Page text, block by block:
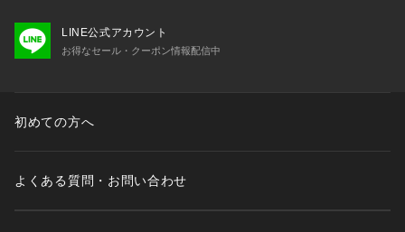
LINE公式アカウント
お得なセール・クーポン情報配信中
初めての方へ
よくある質問・お問い合わせ